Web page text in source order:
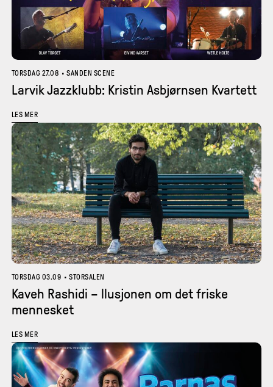
TORSDAG 27.08 • SANDEN SCENE
Larvik Jazzklubb: Kristin Asbjørnsen Kvartett
LES MER
TORSDAG 03.09 • STORSALEN
Kaveh Rashidi – llusjonen om det friske
mennesket
LES MER